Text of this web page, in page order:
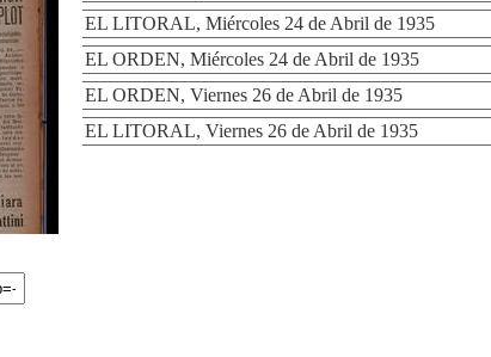
EL LITORAL, Miércoles 24 de Abril de 1935
EL ORDEN, Miércoles 24 de Abril de 1935
EL ORDEN, Viernes 26 de Abril de 1935
EL LITORAL, Viernes 26 de Abril de 1935